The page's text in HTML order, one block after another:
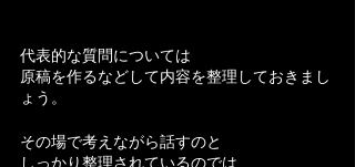
代表的な質問については
原稿を作るなどして内容を整理しておきまし
ょう。
その場で考えながら話すのと